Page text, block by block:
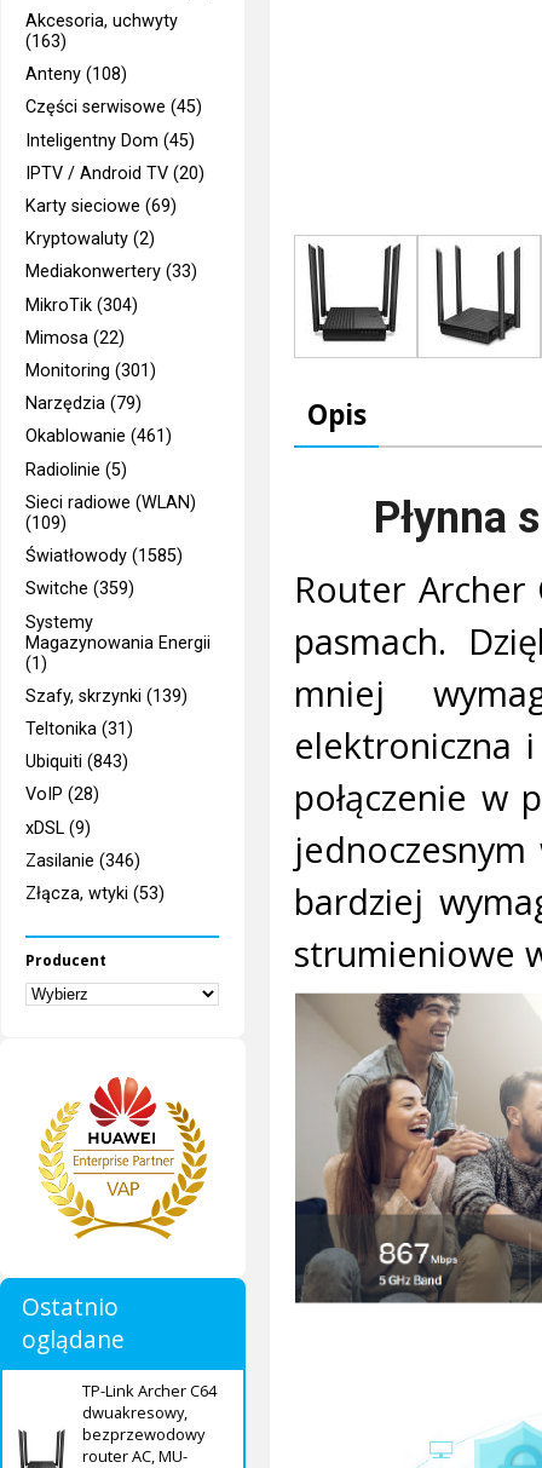
Akcesoria, uchwyty
(163)
Anteny (108)
Części serwisowe (45)
Inteligentny Dom (45)
IPTV / Android TV (20)
Karty sieciowe (69)
Kryptowaluty (2)
Mediakonwertery (33)
MikroTik (304)
Mimosa (22)
Monitoring (301)
Narzędzia (79)
Okablowanie (461)
Radiolinie (5)
Sieci radiowe (WLAN)
(109)
Światłowody (1585)
Switche (359)
Systemy
Magazynowania Energii
(1)
Szafy, skrzynki (139)
Teltonika (31)
Ubiquiti (843)
VoIP (28)
xDSL (9)
Zasilanie (346)
Złącza, wtyki (53)
Producent
Ostatnio
oglądane
TP-Link Archer C64
dwuakresowy,
bezprzewodowy
router AC, MU-
Opis
Płynna
Router
pasmach.
mniej
elektroniczna
połączenie w
bardziej
strumieniowe